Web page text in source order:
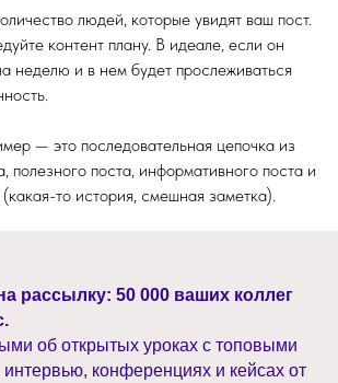
людей, которые увидят ваш пост.
контент плану. В идеале, если он
неделю и в нем будет прослеживаться
— это последовательная цепочка из
полезного поста, информативного поста и
то история, смешная заметка).
рассылку: 50 000 ваших коллег
об открытых уроках с топовыми
интервью, конференциях и кейсах от